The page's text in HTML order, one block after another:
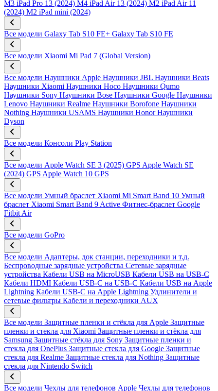
M3 iPad Pro 13 (2024) M4 iPad Air 13 (2024) M2 iPad Air 11
(2024) M2 iPad mini (2024)
Все модели Galaxy Tab S10 FE+ Galaxy Tab S10 FE
Все модели Xiaomi Mi Pad 7 (Global Version)
Все модели Наушники Apple Наушники JBL Наушники Beats
Наушники Xiaomi Наушники Hoco Наушники Qumo
Наушники Sony Наушники Bose Наушники Google Наушники
Lenovo Наушники Realme Наушники Borofone Наушники
Nothing Наушники USAMS Наушники Honor Наушники
Dyson
Все модели Консоли Play Station
Все модели Apple Watch SE 3 (2025) GPS Apple Watch SE
(2024) GPS Apple Watch 10 GPS
Все модели Умный браслет Xiaomi Mi Smart Band 10 Умный
браслет Xiaomi Smart Band 9 Active Фитнес-браслет Google
Fitbit Air
Все модели GoPro
Все модели Адаптеры, док станции, переходники и т.д.
Беспроводные зарядные устройства Сетевые зарядные
устройства Кабели USB на MicroUSB Кабели USB на USB-C
Кабели HDMI Кабели USB-C на USB-C Кабели USB на Apple
Lightning Кабели USB-C на Apple Lightning Удлинители и
сетевые фильтры Кабели и переходники AUX
Все модели Защитные пленки и стёкла для Apple Защитные
пленки и стекла для Xiaomi Защитные пленки и стёкла для
Samsung Защитные стёкла для Sony Защитные пленки и
стекла для OnePlus Защитные стекла для Google Защитные
стекла для Realme Защитные стекла для Nothing Защитные
стекла для Nintendo Switch
Все модели Чехлы для телефонов Apple Чехлы для телефонов